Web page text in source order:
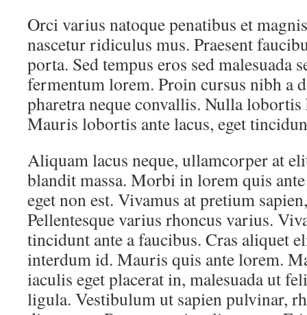
Orci varius natoque penatibus et
nascetur ridiculus mus. Praesent
porta. Sed tempus eros sed malesuada
fermentum lorem. Proin cursus nibh a
pharetra neque convallis. Nulla
Mauris lobortis ante lacus, eget
Aliquam lacus neque, ullamcorper at
blandit massa. Morbi in lorem quis
eget non est. Vivamus at pretium
Pellentesque varius rhoncus varius.
tincidunt ante a faucibus. Cras aliquet
interdum id. Mauris quis ante lorem.
iaculis eget placerat in, malesuada ut
ligula. Vestibulum ut sapien pulvinar,